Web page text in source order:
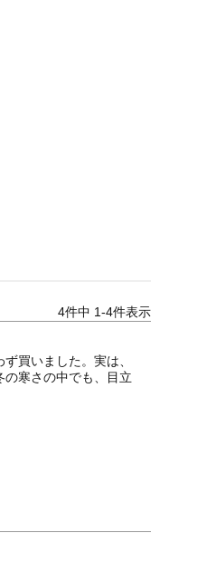
4件中 1-4件表示
買いました。実は、
寒さの中でも、目立